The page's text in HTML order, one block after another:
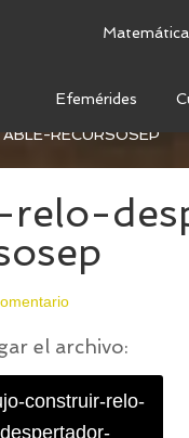
Efemérides
RELOJ PARA
RECURSOSEP
el archivo:
construir-relo-
despertador-